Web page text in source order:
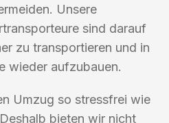
Unsere
sind darauf
zu transportieren und in
wieder aufzubauen.
Umzug so stressfrei wie
bieten wir nicht